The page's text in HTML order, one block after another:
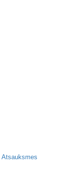
Atsauksmes